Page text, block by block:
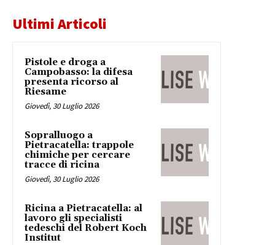
Ultimi Articoli
Pistole e droga a
Campobasso: la difesa
presenta ricorso al
Riesame
Giovedì, 30 Luglio 2026
Sopralluogo a
Pietracatella: trappole
chimiche per cercare
tracce di ricina
Giovedì, 30 Luglio 2026
Ricina a Pietracatella: al
lavoro gli specialisti
tedeschi del Robert Koch
Institut